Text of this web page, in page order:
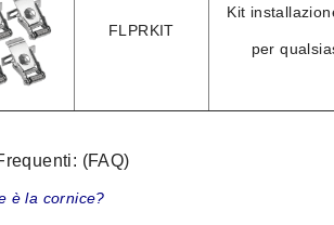
FLPRKIT
Kit
per
(FAQ)
è la cornice?